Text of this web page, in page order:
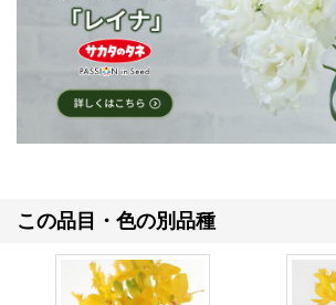
この品目・色の別品種